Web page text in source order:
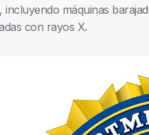
máquinas
con rayos X.